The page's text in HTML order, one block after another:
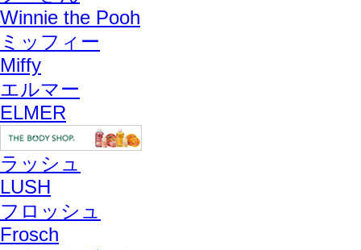
Winnie the Pooh
ミッフィー
Miffy
エルマー
ELMER
ラッシュ
LUSH
フロッシュ
Frosch